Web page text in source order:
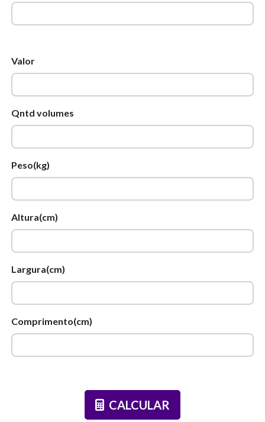
Valor
Qntd volumes
Peso(kg)
Altura(cm)
Largura(cm)
Comprimento(cm)
CALCULAR